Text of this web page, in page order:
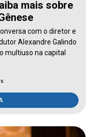
mais sobre
com o diretor e
Alexandre Galindo
multiuso na capital